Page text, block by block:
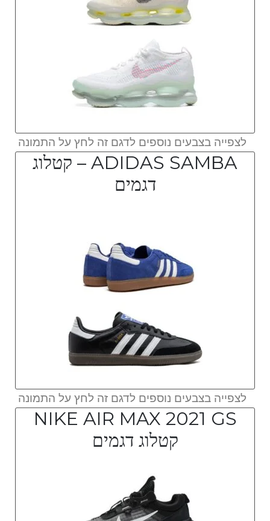
לצפייה בצבעים נוספים לדגם זה לחץ על התמונה
ADIDAS SAMBA – קטלוג
דגמים
לצפייה בצבעים נוספים לדגם זה לחץ על התמונה
NIKE AIR MAX 2021 GS
קטלוג דגמים